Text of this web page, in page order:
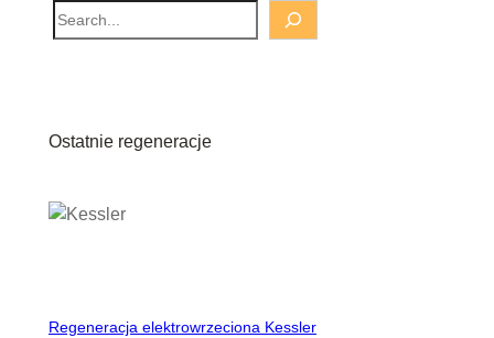
S
e
h
Ostatnie regeneracje
Regeneracja elektrowrzeciona Kessler